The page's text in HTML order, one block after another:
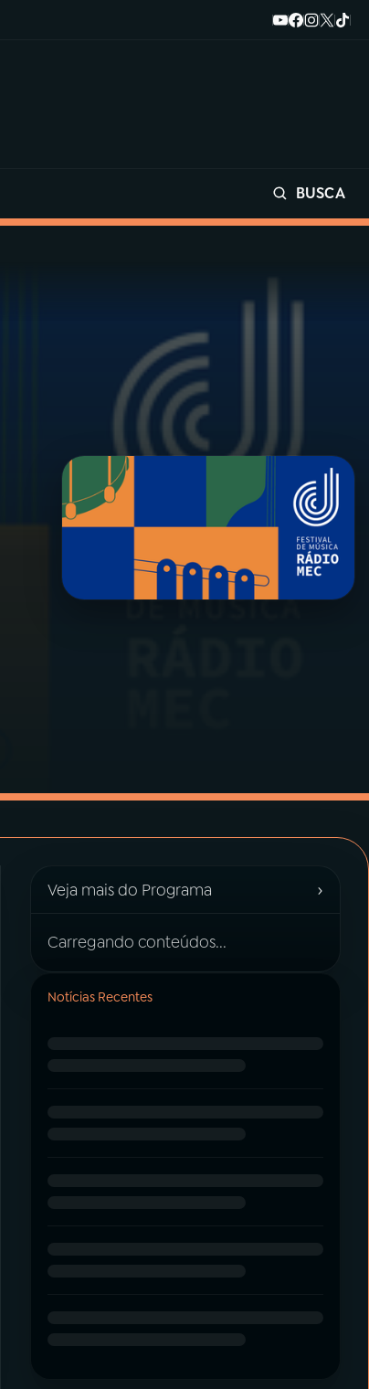
BUSCA
Veja mais do Programa ›
Carregando conteúdos...
Notícias Recentes